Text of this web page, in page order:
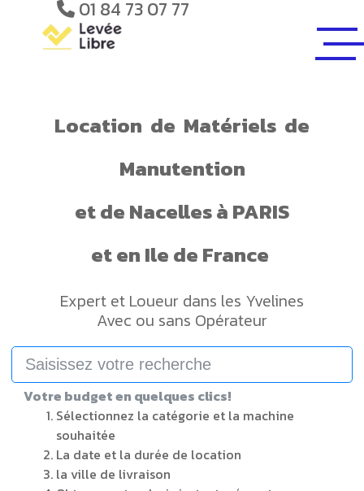
01 84 73 07 77
Location de Matériels de
Manutention
et deNacellesà PARIS
et en Ile de France
Expert et Loueur dans les Yvelines
Avec ou sans Opérateur
Votre budget en quelques clics!
Sélectionnez la catégorie et la machine
souhaitée
La date et la durée de location
la ville de livraison